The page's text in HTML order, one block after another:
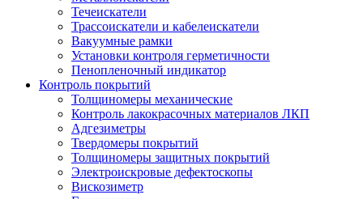
Течеискатели
Трассоискатели и кабелеискатели
Вакуумные рамки
Установки контроля герметичности
Пенопленочный индикатор
Контроль покрытий
Толщиномеры механические
Контроль лакокрасочных материалов ЛКП
Адгезиметры
Твердомеры покрытий
Толщиномеры защитных покрытий
Электроискровые дефектоскопы
Вискозиметр